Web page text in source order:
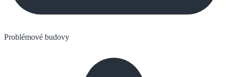
Problémové budovy